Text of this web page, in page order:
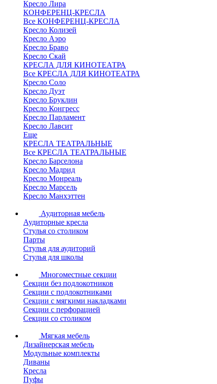
Кресло Лира
КОНФЕРЕНЦ-КРЕСЛА
Все КОНФЕРЕНЦ-КРЕСЛА
Кресло Колизей
Кресло Аэро
Кресло Браво
Кресло Скай
КРЕСЛА ДЛЯ КИНОТЕАТРА
Все КРЕСЛА ДЛЯ КИНОТЕАТРА
Кресло Соло
Кресло Дуэт
Кресло Бруклин
Кресло Конгресс
Кресло Парламент
Кресло Лавсит
Еще
КРЕСЛА ТЕАТРАЛЬНЫЕ
Все КРЕСЛА ТЕАТРАЛЬНЫЕ
Кресло Барселона
Кресло Мадрид
Кресло Монреаль
Кресло Марсель
Кресло Манхэттен
Аудиторная мебель
Аудиторные кресла
Стулья со столиком
Парты
Стулья для аудиторий
Стулья для школы
Многоместные секции
Секции без подлокотников
Секции с подлокотниками
Секции с мягкими накладками
Секции с перфорацией
Секции со столиком
Мягкая мебель
Дизайнерская мебель
Модульные комплекты
Диваны
Кресла
Пуфы